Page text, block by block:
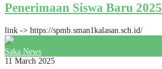
Penerimaan Siswa Baru 2025
link -> https://spmb.sman1kalasan.sch.id/
Saka News
11 March 2025